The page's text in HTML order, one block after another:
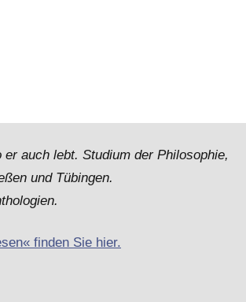
auch lebt. Studium der Philosophie,
und Tübingen.
finden Sie hier.